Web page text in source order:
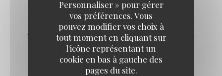
Personnaliser » pour gérer
vos préférences. Vous
pouvez modifier vos choix à
tout moment en cliquant sur
l'icône représentant un
cookie en bas à gauche des
pages du site.
SALADE DU CHEF
Salade composée - Croustillant de Maroilles - Poulet - Noix
16,00 EUR